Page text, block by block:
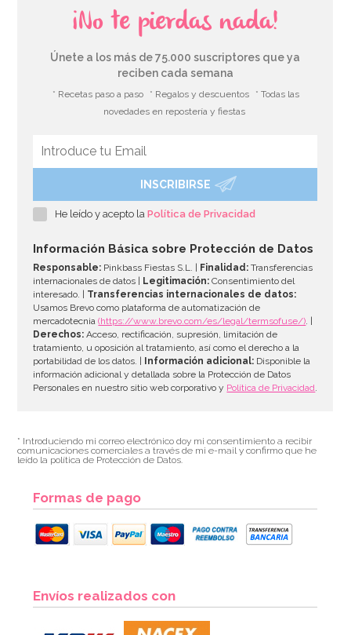
¡No te pierdas nada!
Únete a los más de 75.000 suscriptores que ya
reciben cada semana
* Recetas paso a paso * Regalos y descuentos
* Todas las
novedades en repostería y fiestas
INSCRIBIRSE
He leído y acepto laPolítica de Privacidad
Información Básica sobre Protección de Datos
Responsable: Pinkbass Fiestas S.L. | Finalidad: Transferencias
internacionales de datos |
Legitimación: Consentimiento del
interesado. | Transferencias internacionales de datos:
Usamos Brevo como plataforma de automatización de
mercadotecnia(https://www.brevo.com/es/legal/termsofuse/). |
Derechos: Acceso, rectificación, supresión, limitación de
tratamiento, u oposición al tratamiento, así como el derecho a la
portabilidad de los datos. |
Información adicional: Disponible la
información adicional y detallada sobre la Protección de Datos
Personales en nuestro sitio web corporativo y Política de Privacidad.
* Introduciendo mi correo electrónico doy mi consentimiento a recibir
comunicaciones comerciales a través de mi e-mail y confirmo que he
leído la política de Protección de Datos.
Formas de pago
Envíos realizados con